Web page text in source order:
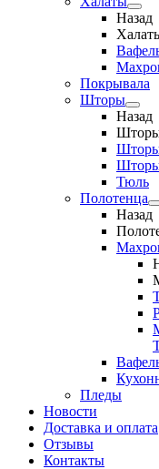
Назад
Покрывала
Шторы
Назад
Шторы
Тюль
Полотенца
Назад
Пледы
Новости
Доставка и оплата
Отзывы
Контакты